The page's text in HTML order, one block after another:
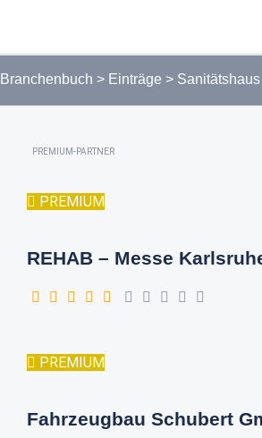
Branchenbuch > Einträge >
PREMIUM-PARTNER
PREMIUM
REHAB – Messe
PREMIUM
Fahrzeugbau Schubert